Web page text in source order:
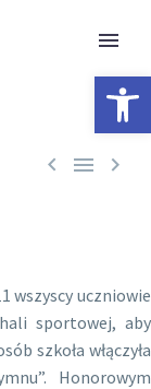
  
wszyscy uczniowie
sportowej, aby
szkoła włączyła
Honorowym